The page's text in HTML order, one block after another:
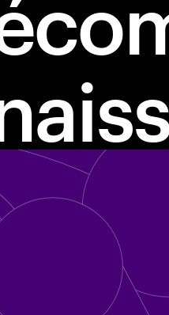
éthique